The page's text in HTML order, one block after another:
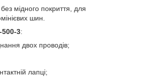
мідного покриття, для
шин.
3:
двох проводів;
лапці;